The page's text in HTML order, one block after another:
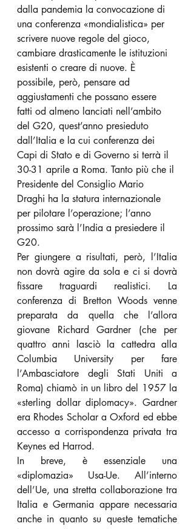
dalla pandemia la convocazione di
una conferenza «mondialistica» per
scrivere nuove regole del gioco,
cambiare drasticamente le istituzioni
esistenti o creare di nuove. È
possibile, però, pensare ad
aggiustamenti che possano essere
fatti od almeno lanciati nell’ambito
del G20, quest’anno presieduto
dall’Italia e la cui conferenza dei
Capi di Stato e di Governo si terrà il
30-31 aprile a Roma. Tanto più che il
Presidente del Consiglio Mario
Draghi ha la statura internazionale
per pilotare l’operazione; l’anno
prossimo sarà l’India a presiedere il
G20.
Per giungere a risultati, però, l’Italia
non dovrà agire da sola e ci si dovrà
fissare traguardi realistici. La
conferenza di Bretton Woods venne
preparata da quella che l’allora
giovane Richard Gardner (che per
quattro anni lasciò la cattedra alla
Columbia University per fare
l’Ambasciatore degli Stati Uniti a
Roma) chiamò in un libro del 1957 la
«sterling dollar diplomacy». Gardner
era Rhodes Scholar a Oxford ed ebbe
accesso a corrispondenza privata tra
Keynes ed Harrod.
In breve, è essenziale una
«diplomazia» Usa-Ue. All’interno
dell’Ue, una stretta collaborazione tra
Italia e Germania appare necessaria
anche in quanto su queste tematiche